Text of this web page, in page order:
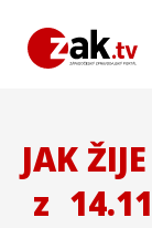
JAK
z